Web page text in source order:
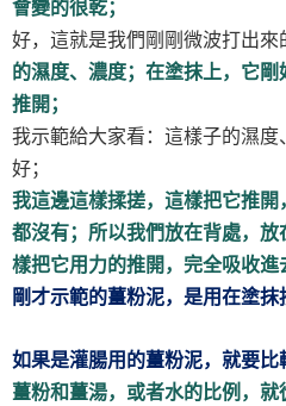
會變的很乾；
好，這就是我們剛剛微波打出來
的濕度、濃度；在塗抹上，它
推開；
我示範給大家看：這樣子的濕
好；
我這邊這樣揉搓，這樣把它推
都沒有；所以我們放在背處，
樣把它用力的推開，完全吸收進
剛才示範的薑粉泥，是用在塗抹
如果是灌腸用的薑粉泥，就要比
薑粉和薑湯，或者水的比例，就